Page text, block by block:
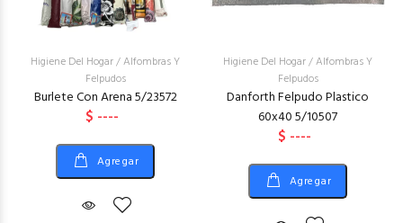
Higiene Del Hogar/Alfombras Y
Felpudos
Burlete Con Arena 5/23572
$ ----
Agregar
Higiene Del Hogar/Alfombras Y
Felpudos
Danforth Felpudo Plastico
60x40 5/10507
$ ----
Agregar